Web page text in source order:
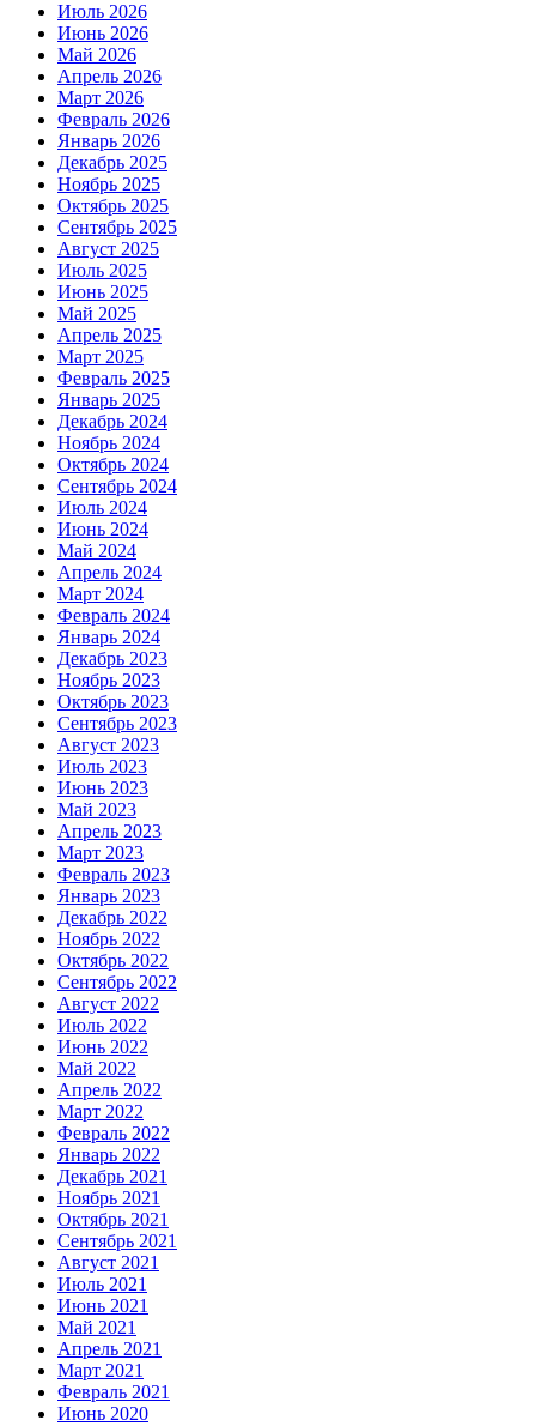
Июль 2026
Июнь 2026
Май 2026
Апрель 2026
Март 2026
Февраль 2026
Январь 2026
Декабрь 2025
Ноябрь 2025
Октябрь 2025
Сентябрь 2025
Август 2025
Июль 2025
Июнь 2025
Май 2025
Апрель 2025
Март 2025
Февраль 2025
Январь 2025
Декабрь 2024
Ноябрь 2024
Октябрь 2024
Сентябрь 2024
Июль 2024
Июнь 2024
Май 2024
Апрель 2024
Март 2024
Февраль 2024
Январь 2024
Декабрь 2023
Ноябрь 2023
Октябрь 2023
Сентябрь 2023
Август 2023
Июль 2023
Июнь 2023
Май 2023
Апрель 2023
Март 2023
Февраль 2023
Январь 2023
Декабрь 2022
Ноябрь 2022
Октябрь 2022
Сентябрь 2022
Август 2022
Июль 2022
Июнь 2022
Май 2022
Апрель 2022
Март 2022
Февраль 2022
Январь 2022
Декабрь 2021
Ноябрь 2021
Октябрь 2021
Сентябрь 2021
Август 2021
Июль 2021
Июнь 2021
Май 2021
Апрель 2021
Март 2021
Февраль 2021
Июнь 2020